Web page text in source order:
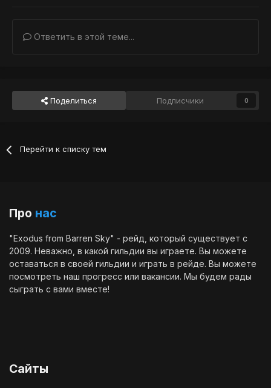
Ответить в этой теме...
Поделиться Подписчики 0
Перейти к списку тем
Про нас
"Exodus from Barren Sky" - рейд, который существует с
2009. Неважно, в какой гильдии вы играете. Вы можете
оставаться в своей гильдии и играть в рейде. Вы можете
посмотреть наш прогресс или вакансии. Мы будем рады
сыграть с вами вместе!
Сайты